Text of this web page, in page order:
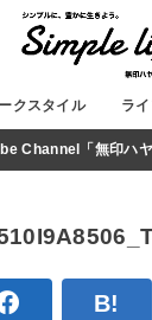
クスタイル ラ
Channel「無印ハ